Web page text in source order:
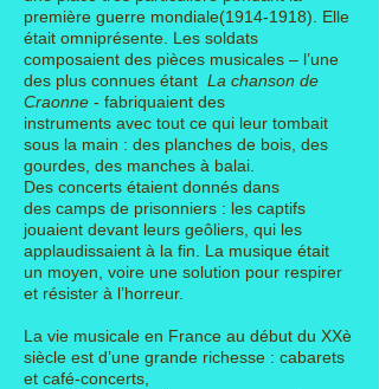
première guerre mondiale(1914-1918). Elle
était omniprésente. Les soldats
composaient des pièces musicales – l’une
des plus connues étant La chanson de
Craonne - fabriquaient des
instruments avec tout ce qui leur tombait
sous la main : des planches de bois, des
gourdes, des manches à balai.
Des concerts étaient donnés dans
des camps de prisonniers : les captifs
jouaient devant leurs geôliers, qui les
applaudissaient à la fin. La musique était
un moyen, voire une solution pour respirer
et résister à l’horreur.
La vie musicale en France au début du XXè
siècle est d’une grande richesse : cabarets
et café-concerts,